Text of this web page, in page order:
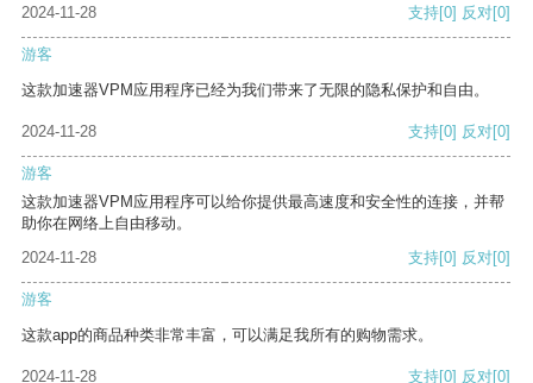
2024-11-28 支持[0] 反对[0]
游客
这款加速器VPM应用程序已经为我们带来了无限的隐私保护和自由。
2024-11-28 支持[0] 反对[0]
游客
这款加速器VPM应用程序可以给你提供最高速度和安全性的连接，并帮
助你在网络上自由移动。
2024-11-28
支持[0] 反对[0]
游客
这款app的商品种类非常丰富，可以满足我所有的购物需求。
2024-11-28 支持[0] 反对[0]